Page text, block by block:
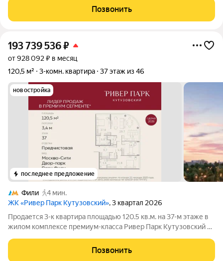
Кутузовский строится в одном из самых престижных районов
столицы Дорогомилово, на
Позвонить
193 739 536₽
от 928 092 ₽ в месяц
120,5 м²
3-комн. квартира 37 этаж из 46
новостройка
последнее предложение
Фили
4 мин.
ЖК «Ривер Парк Кутузовский», 3 квартал 2026
Продается 3-к квартира площадью 120.5 кв.м. на 37-м этаже в
жилом комплексе премиум-класса Ривер Парк Кутузовский в
Кутузовский строится в одном из самых престижных районов
столицы Дорогомилово, на
Позвонить